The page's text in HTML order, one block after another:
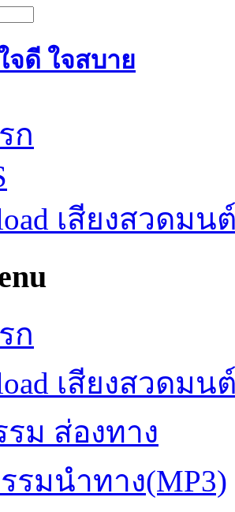
จดี ใจสบาย
ก
เสียงสวดมน
ก
เสียงสวดมน
รม ส่องทาง
รมนำทาง(MP3)